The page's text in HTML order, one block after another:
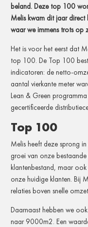
beland. Deze top 100
Melis kwam dit jaar direct
waar we immens trots op
Het is voor het eerst dat
top 100. De Top 100
indicatoren: de netto-
aantal vierkante meter
Lean & Green
gecertificeerde
Top 100
Melis heeft deze sprong
groei van onze
klantenbestand, maar
onze huidige klanten. Bij
relaties boven snelle
Daarnaast hebben we
naar 9000m2. Een